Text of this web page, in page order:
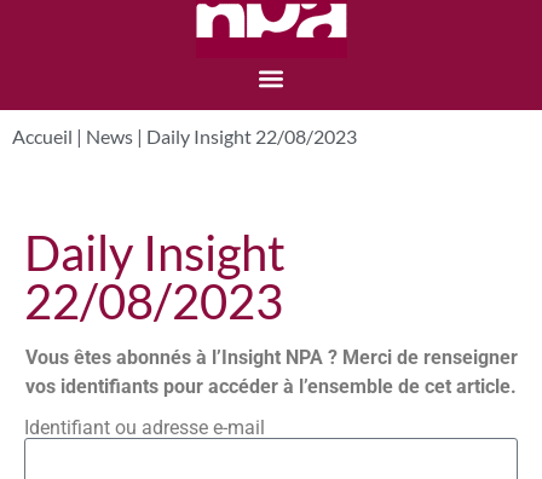
Accueil | News | Daily Insight 22/08/2023
Daily Insight
22/08/2023
Vous êtes abonnés à l’Insight NPA ? Merci de renseigner
vos identifiants pour accéder à l’ensemble de cet article.
Identifiant ou adresse e-mail